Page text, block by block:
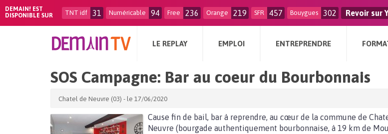
DEMAIN! EST
DISPONIBLE SUR
TNT idf 31 Numéricable 94 Free 236 Orange 219 SFR 457 Bouygues 302 Revoir sur
LE REPLAY EMPLOI ENTREPRENDRE
SOS Campagne: Bar au coeur du Bourbonnais
Chatel de Neuvre (03) - le 17/06/2020
Cause fin de bail, bar à reprendre, au cœur de la commune de
Neuvre (bourgade authentiquement bourbonnaise, à 19 km de